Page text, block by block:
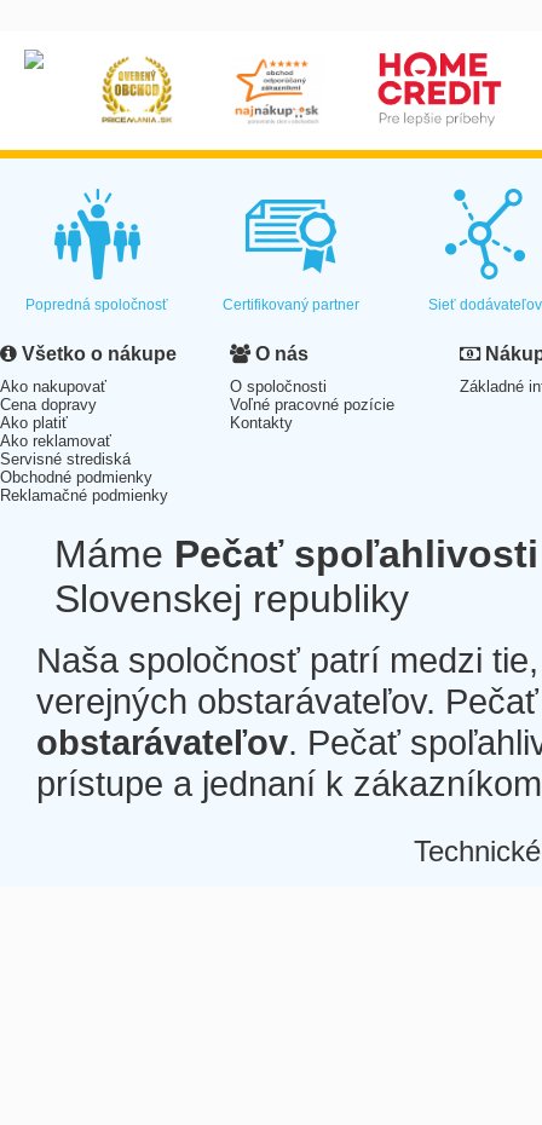
Popredná spoločnosť Certifikovaný partner Sieť dodávateľov
Všetko o nákupe
Ako nakupovať
Cena dopravy
Ako platiť
Ako reklamovať
Servisné strediská
Obchodné podmienky
Reklamačné podmienky
O nás
O spoločnosti
Voľné pracovné pozície
Kontakty
Základné
Máme Pečať spoľahlivosti
Slovenskej republiky
Naša spoločnosť patrí medzi
verejných obstarávateľov.
obstarávateľov. Pečať
prístupe a jednaní k